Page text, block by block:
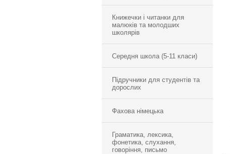
Книжечки і читанки для
малюків та молодших
школярів
Середня школа (5-11 класи)
Підручники для студентів та
дорослих
Фахова німецька
Граматика, лексика,
фонетика, слухання,
говоріння, письмо